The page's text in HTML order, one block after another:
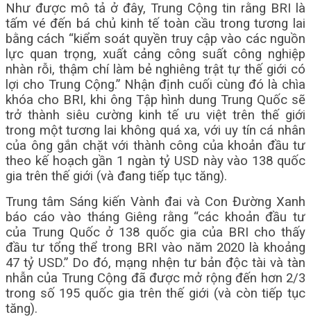
Như được mô tả ở đây, Trung Cộng tin rằng BRI là
tấm vé đến bá chủ kinh tế toàn cầu trong tương lai
bằng cách “kiểm soát quyền truy cập vào các nguồn
lực quan trọng, xuất cảng công suất công nghiệp
nhàn rỗi, thậm chí làm bẻ nghiêng trật tự thế giới có
lợi cho Trung Cộng.” Nhận định cuối cùng đó là chìa
khóa cho BRI, khi ông Tập hình dung Trung Quốc sẽ
trở thành siêu cường kinh tế ưu việt trên thế giới
trong một tương lai không quá xa, với uy tín cá nhân
của ông gắn chặt với thành công của khoản đầu tư
theo kế hoạch gần 1 ngàn tỷ USD này vào 138 quốc
gia trên thế giới (và đang tiếp tục tăng).
Trung tâm Sáng kiến Vành đai và Con Đường Xanh
báo cáo vào tháng Giêng rằng “các khoản đầu tư
của Trung Quốc ở 138 quốc gia của BRI cho thấy
đầu tư tổng thể trong BRI vào năm 2020 là khoảng
47 tỷ USD.” Do đó, mạng nhện tư bản độc tài và tàn
nhẫn của Trung Cộng đã được mở rộng đến hơn 2/3
trong số 195 quốc gia trên thế giới (và còn tiếp tục
tăng).